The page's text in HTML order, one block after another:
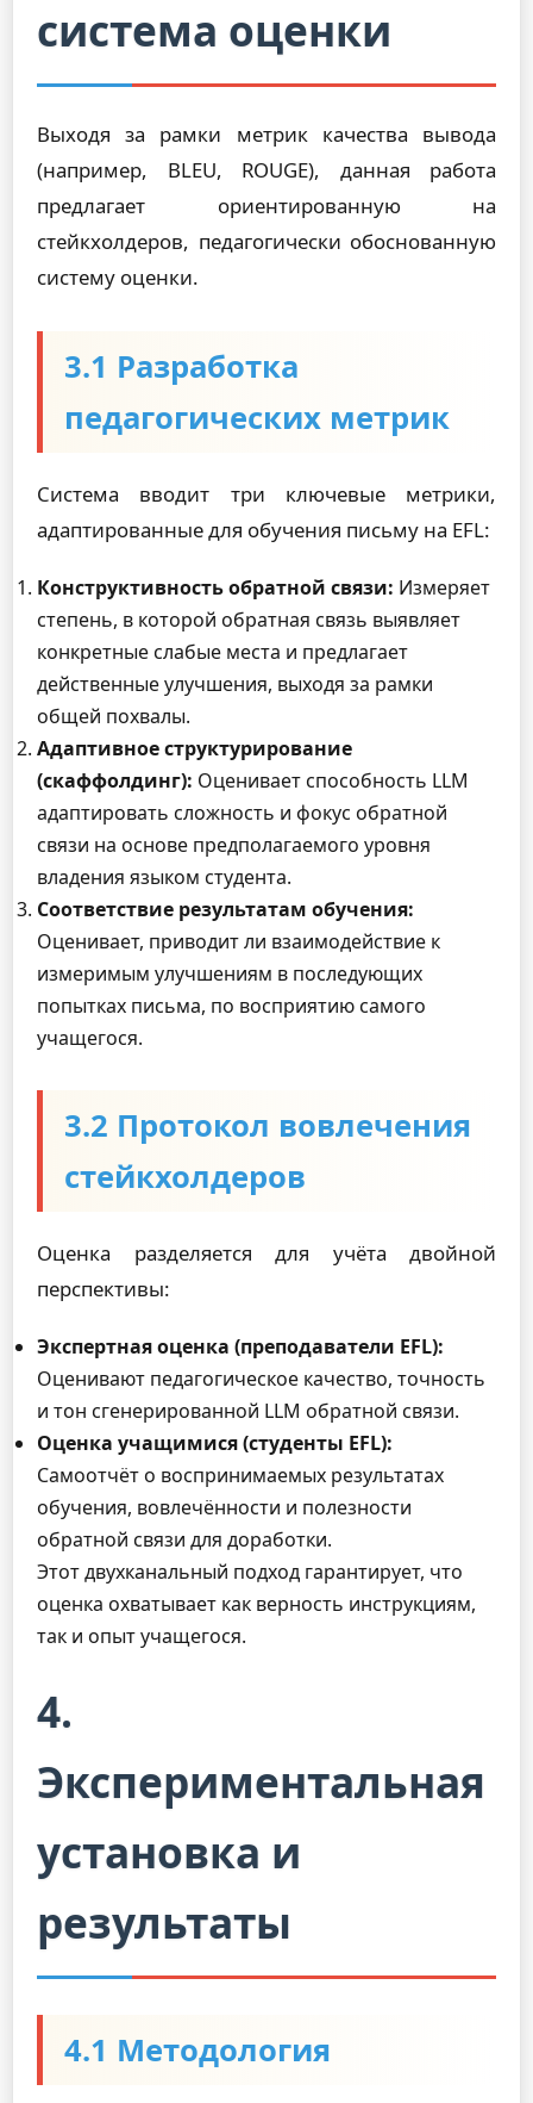
система оценки
Выходя за рамки метрик качества вывода
(например, BLEU, ROUGE), данная работа
предлагает ориентированную на
стейкхолдеров, педагогически обоснованную
систему оценки.
3.1 Разработка
педагогических метрик
Система вводит три ключевые метрики,
адаптированные для обучения письму на EFL:
Конструктивность обратной связи: Измеряет
степень, в которой обратная связь выявляет
конкретные слабые места и предлагает
действенные улучшения, выходя за рамки
общей похвалы.
Адаптивное структурирование
(скаффолдинг): Оценивает способность LLM
адаптировать сложность и фокус обратной
связи на основе предполагаемого уровня
владения языком студента.
Соответствие результатам обучения:
Оценивает, приводит ли взаимодействие к
измеримым улучшениям в последующих
попытках письма, по восприятию самого
учащегося.
3.2 Протокол вовлечения
стейкхолдеров
Оценка разделяется для учёта двойной
перспективы:
Экспертная оценка (преподаватели EFL):
Оценивают педагогическое качество, точность
и тон сгенерированной LLM обратной связи.
Оценка учащимися (студенты EFL):
Самоотчёт о воспринимаемых результатах
обучения, вовлечённости и полезности
обратной связи для доработки.
Этот двухканальный подход гарантирует, что
оценка охватывает как верность инструкциям,
так и опыт учащегося.
4.
Экспериментальная
установка и
результаты
4.1 Методология